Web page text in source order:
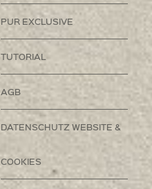
PUR EXCLUSIVE
TUTORIAL
AGB
DATENSCHUTZ WEBSITE &
COOKIES